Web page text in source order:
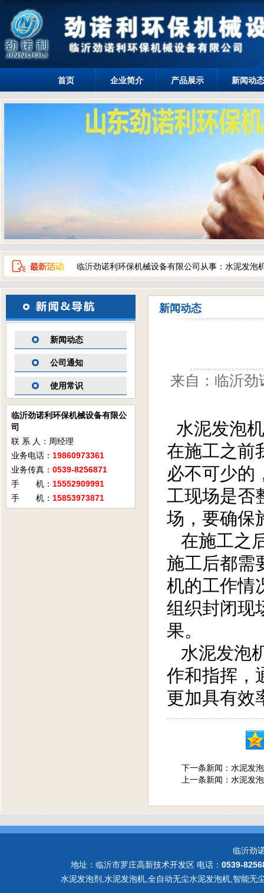
首页 企业简介 产品展示 新闻动态
临沂劲诺利环保机械设备有限公司从事：水泥发泡
新闻动态
公司通知
使用常识
临沂劲诺利环保机械设备有限公
司
联 系 人：周经理
业务电话： 19860973361
业务传真： 0539-8256871
手 机： 15552909991
手 机： 15853973871
新闻动态
来自：临沂
水泥发泡
在施工之前
必不可少的
工现场是否
场，要确保
在施工之
施工后都需
机的工作情
组织封闭现
果。
水泥发泡
作和指挥，
更加具有效
下一条新闻： 水泥发
上一条新闻： 水泥发
临沂劲
地址：临沂市罗庄高新技术开发区 电话： 0539-
水泥发泡剂,水泥发泡机,全自动无尘水泥发泡机,智能